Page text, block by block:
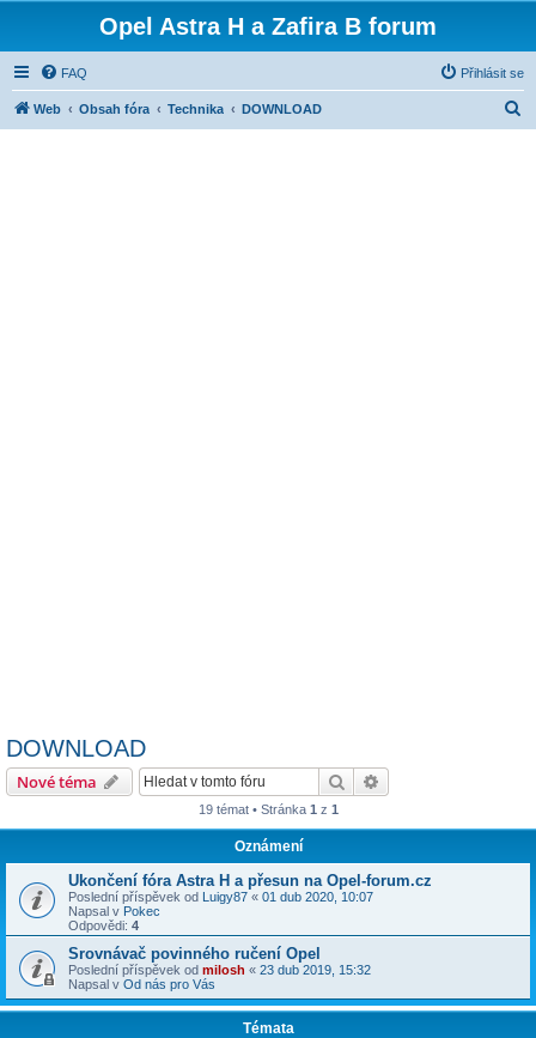
Opel Astra H a Zafira B forum
FAQ Přihlásit se
Web Obsah fóra Technika DOWNLOAD
DOWNLOAD
Nové téma Hledat
19 témat • Stránka 1 z 1
Oznámení
Ukončení fóra Astra H a přesun na Opel-forum.cz
Poslední příspěvek od Luigy87 « 01 dub 2020, 10:07
Napsal v Pokec
Odpovědi: 4
Srovnávač povinného ručení Opel
Poslední příspěvek od milosh « 23 dub 2019, 15:32
Napsal v Od nás pro Vás
Témata